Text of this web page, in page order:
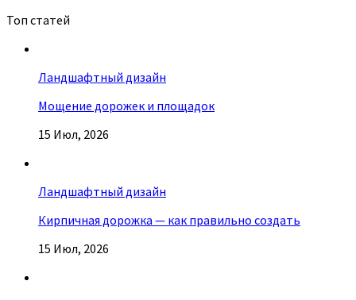
Топ статей
Ландшафтный дизайн
Мощение дорожек и площадок
15 Июл, 2026
Ландшафтный дизайн
Кирпичная дорожка — как правильно создать
15 Июл, 2026